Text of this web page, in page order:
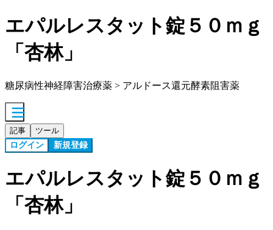
エパルレスタット錠５０ｍｇ
「杏林」
糖尿病性神経障害治療薬 > アルドース還元酵素阻害薬
記事 ツール
ログイン 新規登録
エパルレスタット錠５０ｍｇ
「杏林」